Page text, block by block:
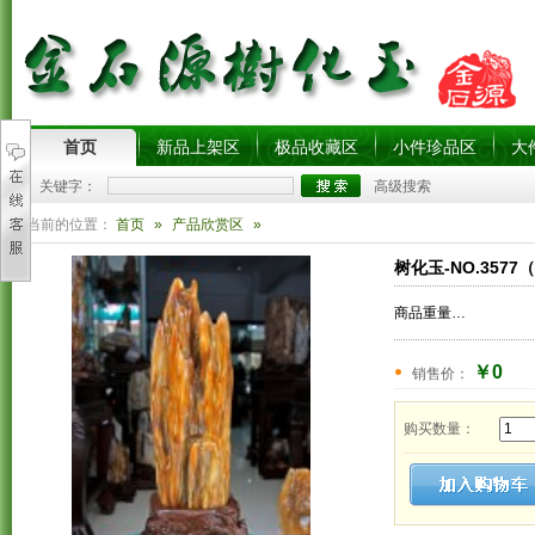
首页 新品上架区 极品收藏区 小件珍品区 大
关键字： 高级搜索
您当前的位置： 首页 » 产品欣赏区 »
树化玉-NO.3577
商品重量：
销售价： ￥0
购买数量：